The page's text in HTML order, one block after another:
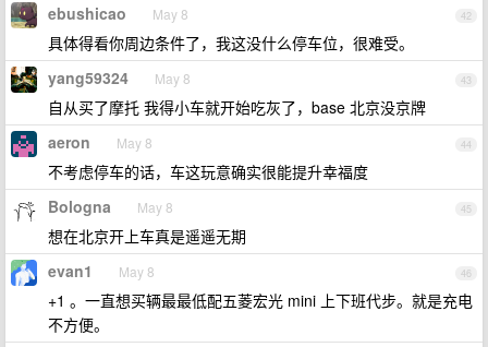
42
ebushicao May 8
具体得看你周边条件了，我这没什么停车位，很难受。
43
yang59324 May 8
自从买了摩托 我得小车就开始吃灰了，base 北京没京牌
44
aeron May 8
不考虑停车的话，车这玩意确实很能提升幸福度
45
Bologna May 8
想在北京开上车真是遥遥无期
46
evan1 May 8
+1 。一直想买辆最最低配五菱宏光 mini 上下班代步。就是充电
不方便。